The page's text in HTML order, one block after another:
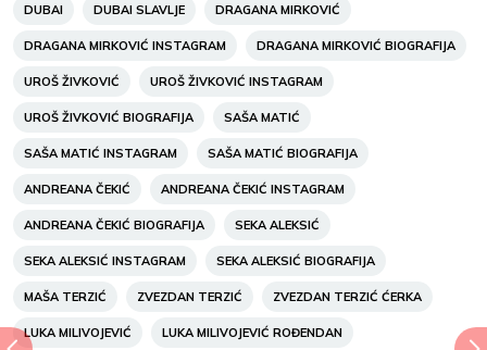
DUBAI DUBAI SLAVLJE DRAGANA MIRKOVIĆ
DRAGANA MIRKOVIĆ INSTAGRAM DRAGANA MIRKOVIĆ BIOGRAFIJA
UROŠ ŽIVKOVIĆ UROŠ ŽIVKOVIĆ INSTAGRAM
UROŠ ŽIVKOVIĆ BIOGRAFIJA SAŠA MATIĆ
SAŠA MATIĆ INSTAGRAM SAŠA MATIĆ BIOGRAFIJA
ANDREANA ČEKIĆ ANDREANA ČEKIĆ INSTAGRAM
ANDREANA ČEKIĆ BIOGRAFIJA SEKA ALEKSIĆ
SEKA ALEKSIĆ INSTAGRAM SEKA ALEKSIĆ BIOGRAFIJA
MAŠA TERZIĆ ZVEZDAN TERZIĆ ZVEZDAN TERZIĆ ĆERKA
LUKA MILIVOJEVIĆ LUKA MILIVOJEVIĆ ROĐENDAN